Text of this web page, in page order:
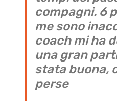
compagni. 6
me sono
coach mi ha
una gran
stata buona,
perse